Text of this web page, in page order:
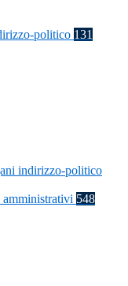
politico 131
indirizzo-politico
548